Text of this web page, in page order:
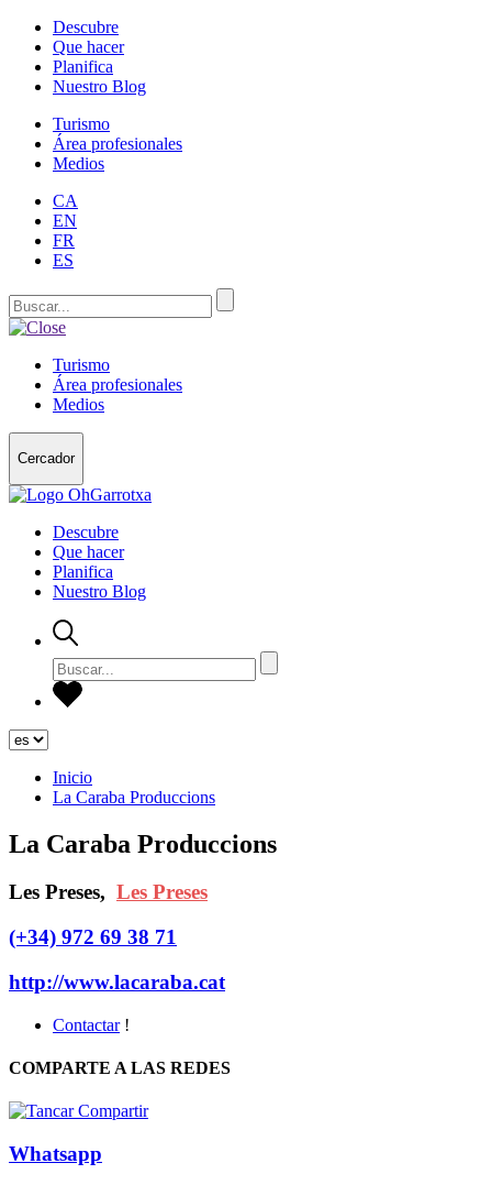
Descubre
Que hacer
Planifica
Nuestro Blog
Turismo
Área profesionales
Medios
CA
EN
FR
ES
Turismo
Área profesionales
Medios
Cercador
Descubre
Que hacer
Planifica
Nuestro Blog
Inicio
La Caraba Produccions
La Caraba Produccions
Les Preses, Les Preses
(+34) 972 69 38 71
http://www.lacaraba.cat
Contactar !
COMPARTE A LAS REDES
Whatsapp